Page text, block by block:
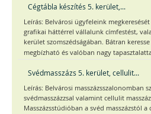
Cégtábla készítés 5. kerület,...
Leírás: Belvárosi ügyfeleink
grafikai háttérrel vállalunk címfestést,
kerület szomszédságában. Bátran
megbízható és valóban nagy
Svédmasszázs 5. kerület, cellulit...
Leírás: Belvárosi masszázsszalonomban
svédmasszázzsal valamint cellulit
Masszázsstúdióban a svéd masszázstól